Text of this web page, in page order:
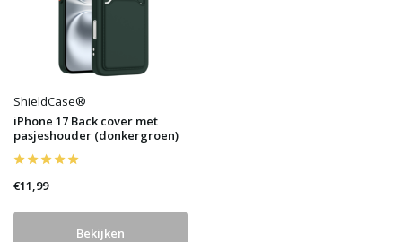
ShieldCase®
iPhone 17 Back cover met
pasjeshouder (donkergroen)
€11,99
Bekijken